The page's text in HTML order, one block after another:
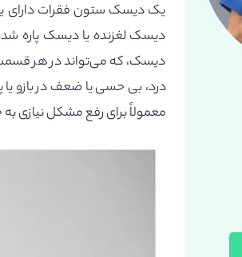
یک دیسک ستون فقرات دارای
دیسک لغزنده یا دیسک پاره
دیسک، که می‌تواند در هر
درد، بی حسی یا ضعف در بازو یا
معمولاً برای رفع مشکل نیازی